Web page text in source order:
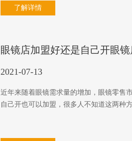
了解详情
眼镜店加盟好还是自己开眼镜
2021-07-13
近年来随着眼镜需求量的增加，眼镜零售
自己开也可以加盟，很多人不知道这两种